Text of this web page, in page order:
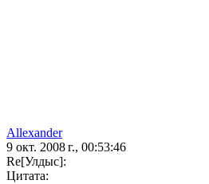
Allexander
9 окт. 2008 г., 00:53:46
Re[Улдыс]:
Цитата: